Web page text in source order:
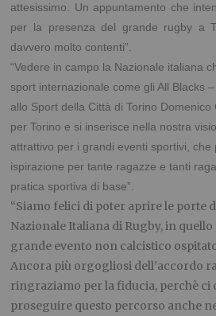
attesissimo. Un appuntamento che
per la presenza del grande rugby a
davvero molto contenti”.
“Vedere in campo la Nazionale italiana
sport internazionale come gli All Blacks
allo Sport della Città di Torino
per Torino e si inserisce nella nostra
attrattivo per i grandi eventi sportivi, che
ispirazione per tante ragazze e tanti
pratica sportiva di base”.
“Siamo felici di poter aprire le porte
Nazionale Italiana di Rugby, in
grande evento non calcistico
Ancora più orgogliosi dell’accordo
ringraziamo per la fiducia, perchè ci
proseguire questo percorso anche